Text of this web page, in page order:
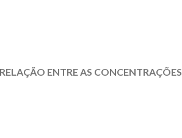
ENTRE AS CONCENTRAÇÕES